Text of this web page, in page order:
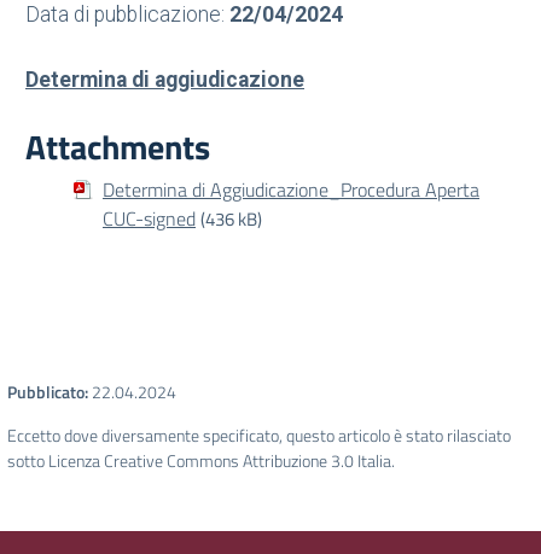
Data di pubblicazione: 22/04/2024
Determina di aggiudicazione
Attachments
Determina di Aggiudicazione_Procedura Aperta
CUC-signed(436 kB)
Pubblicato:22.04.2024
Eccetto dove diversamente specificato, questo articolo è stato rilasciato
sotto Licenza Creative Commons Attribuzione 3.0 Italia.